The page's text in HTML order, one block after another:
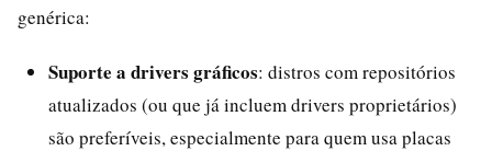
genérica:
Suporte a drivers gráficos: distros com repositórios
atualizados (ou que já incluem drivers proprietários)
são preferíveis, especialmente para quem usa placas